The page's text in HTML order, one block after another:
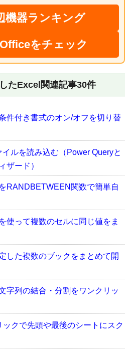
機器ランキング
をチェック
たExcel関連記事30件
件付き書式のオン/オフを切り替
ルを読み込む（Power Queryと
ザード）
RANDBETWEEN関数で簡単自
使って複数のセルに同じ値をま
した複数のブックをまとめて開
字列の結合・分割をワンクリッ
ックで先頭や最後のシートにスク